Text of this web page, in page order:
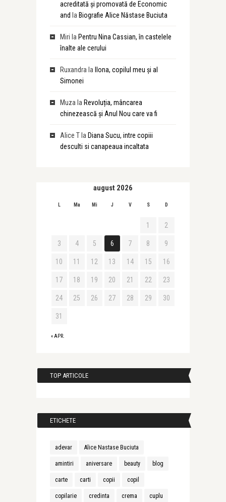
acreditată și promovată de Economic
and la Biografie Alice Năstase Buciuta
Miri la Pentru Nina Cassian, în castelele
înalte ale cerului
Ruxandra la
Ilona, copilul meu și al
Simonei
Muza la Revoluția, mâncarea
chinezească și Anul Nou care va fi
Alice Tla Diana Sucu, intre copiii
desculti si canapeaua incaltata
august 2026
L Ma Mi J V S D
« APR.
1 2
3 4 5 6 7 8 9
10 11 12 13 14 15 16
17 18 19 20 21 22 23
24 25 26 27 28 29 30
31
TOP ARTICOLE
ETICHETE
adevar Alice Nastase Buciuta
amintiri aniversare beauty blog
carte carti copii copil
copilarie credinta crema cuplu